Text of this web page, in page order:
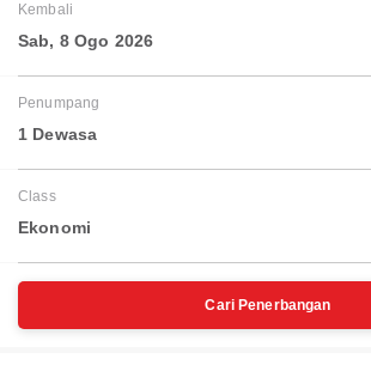
Kembali
Sab, 8 Ogo 2026
Penumpang
1 Dewasa
Class
Ekonomi
Cari Penerbangan